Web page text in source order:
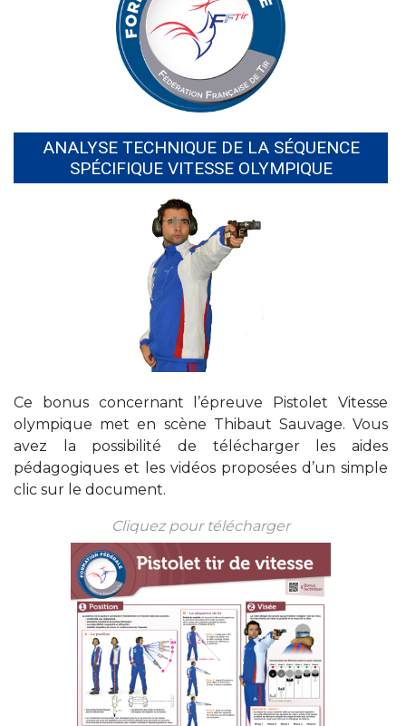
ANALYSE TECHNIQUE DE LA SÉQUENCE
SPÉCIFIQUE VITESSE OLYMPIQUE
Ce bonus concernant l’épreuve Pistolet Vitesse
olympique met en scène Thibaut Sauvage. Vous
avez la possibilité de télécharger les aides
pédagogiques et les vidéos proposées d’un simple
clic sur le document.
Cliquez pour télécharger